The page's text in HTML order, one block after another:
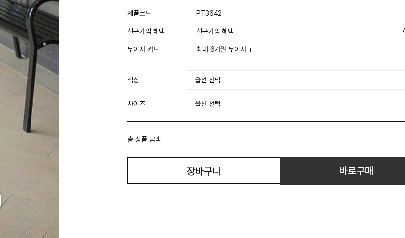
제품코드 PT3642
신규가입 혜택 신규가입 혜택
무이자 카드 최대 6개월 무이자
색상
사이즈
총 상품 금액
장바구니 바로구매